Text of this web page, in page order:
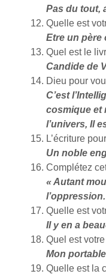
Pas du tout,
Quelle est
Etre un père
Quel est le
Candide de
Dieu pour
C’est
cosmique et
l’univers, Il
L’écriture
Un noble
Complétez
« Autant
Quelle est
Il y en a
Quel est
Mon
Quelle est la